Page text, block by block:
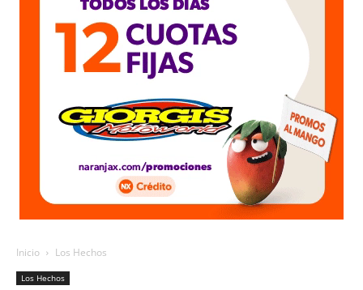
Inicio Los Hechos
Los Hechos